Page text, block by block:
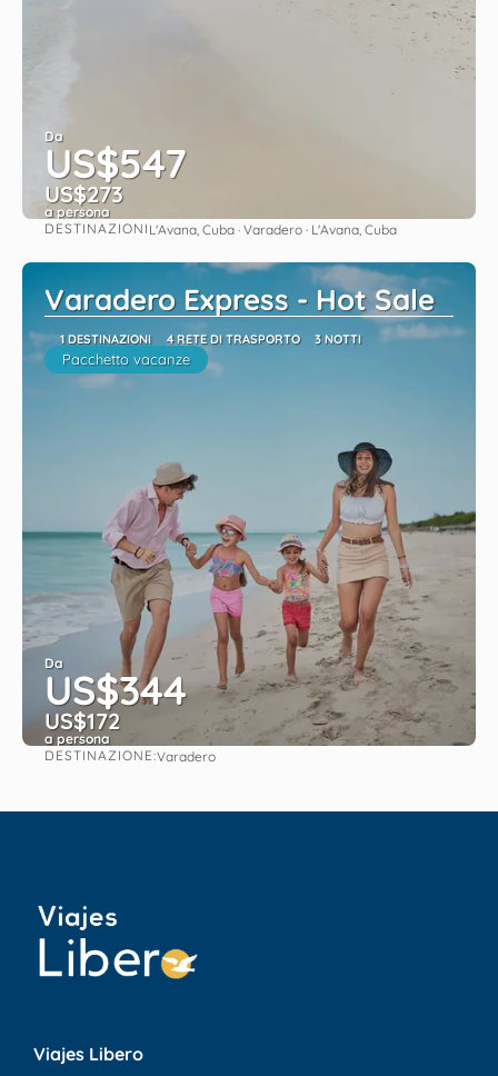
Da
US$547
US$273
a persona
Vedere
DESTINAZIONI L'Avana, Cuba · Varadero · L'Avana, Cuba
Varadero Express - Hot Sale
1 DESTINAZIONI 4 RETE DI TRASPORTO 3 NOTTI
Pacchetto vacanze
Da
US$344
US$172
a persona
DESTINAZIONE:Varadero
Viajes Libero